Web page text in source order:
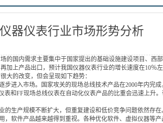
仪器仪表行业市场形势分析
的国内需求主要集中于国家提出的基础设施建设项目、西
加上产品出口，预计我国仪器仪表行业的增长速度在10％
大的改变，但会呈现如下趋势：
进入市场。国家攻关的现场总线技术产品在2000年内完
表和FF现场总线仪表在自动化仪表产品的比重会迅速上升
生产规模不断扩大，但重复建设和低价竞争问题依然存在
软件产品越来越得到重视。各种优化软件、虚拟仪器等